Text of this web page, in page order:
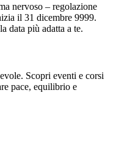
nervoso – regolazione
il 31 dicembre 9999.
data più adatta a te.
Scopri eventi e corsi
pace, equilibrio e